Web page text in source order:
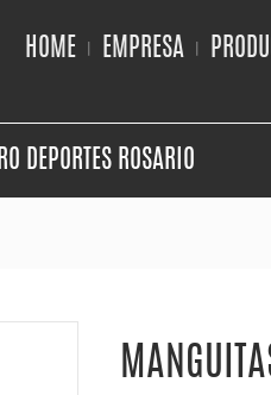
HOME EMPRESA
DEPORTES ROSARIO